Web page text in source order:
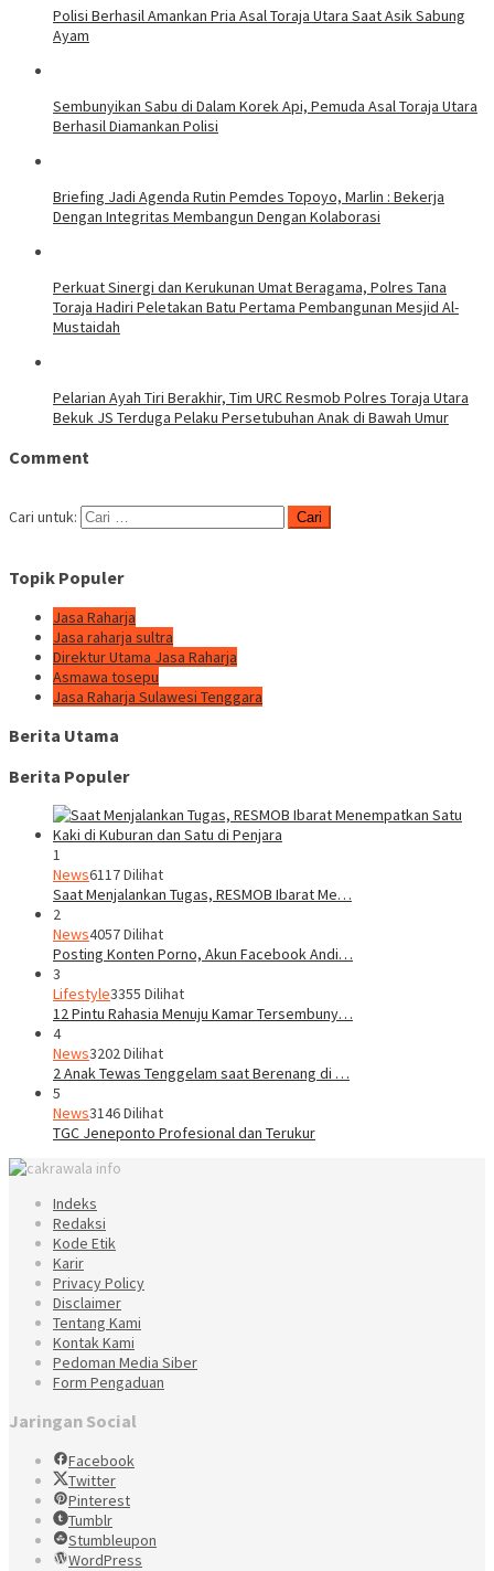
Polisi Berhasil Amankan Pria Asal Toraja Utara Saat Asik Sabung
Ayam
Sembunyikan Sabu di Dalam Korek Api, Pemuda Asal Toraja Utara
Berhasil Diamankan Polisi
Briefing Jadi Agenda Rutin Pemdes Topoyo, Marlin : Bekerja
Dengan Integritas Membangun Dengan Kolaborasi
Perkuat Sinergi dan Kerukunan Umat Beragama, Polres Tana
Toraja Hadiri Peletakan Batu Pertama Pembangunan Mesjid Al-
Mustaidah
Pelarian Ayah Tiri Berakhir, Tim URC Resmob Polres Toraja Utara
Bekuk JS Terduga Pelaku Persetubuhan Anak di Bawah Umur
Comment
Cari untuk:
Topik Populer
Jasa Raharja
Jasa raharja sultra
Direktur Utama Jasa Raharja
Asmawa tosepu
Jasa Raharja Sulawesi Tenggara
Berita Utama
Berita Populer
1
News6117 Dilihat
Saat Menjalankan Tugas, RESMOB Ibarat Me…
2
News4057 Dilihat
Posting Konten Porno, Akun Facebook Andi…
3
Lifestyle3355 Dilihat
12 Pintu Rahasia Menuju Kamar Tersembuny…
4
News3202 Dilihat
2 Anak Tewas Tenggelam saat Berenang di …
5
News3146 Dilihat
TGC Jeneponto Profesional dan Terukur
Indeks
Redaksi
Kode Etik
Karir
Privacy Policy
Disclaimer
Tentang Kami
Kontak Kami
Pedoman Media Siber
Form Pengaduan
Jaringan Social
Facebook
Twitter
Pinterest
Tumblr
Stumbleupon
WordPress